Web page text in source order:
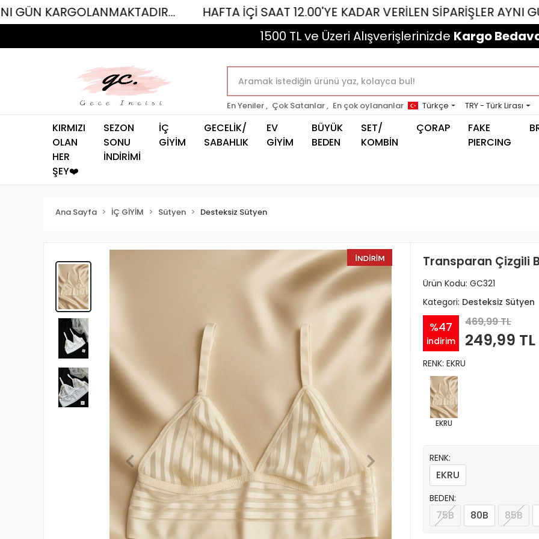
HAFTA İÇİ SAAT 12.00'YE KADAR VERİLEN SİPARİŞLER AYNI GÜN
1500 TL ve Üzeri Alışverişlerinizde Kargo
En Yeniler , Çok Satanlar , En çok oylananlar Türkçe TRY - Türk Lirası
KIRMIZI
OLAN
HER
ŞEY❤️
SEZON
SONU
İNDİRİMİ
İÇ
GİYİM
GECELİK/
SABAHLIK
EV
GİYİM
BÜYÜK
BEDEN
SET/
KOMBİN
ÇORAP
FAKE
PIERCING
Ana Sayfa İÇ GİYİM Sütyen Desteksiz Sütyen
Transparan Çizgili
Ürün Kodu: GC321
Kategori: Desteksiz Sütyen
%47
indirim
469,99 TL
249,99 TL
RENK: EKRU
EKRU
RENK:
EKRU
BEDEN:
75B 80B 85B